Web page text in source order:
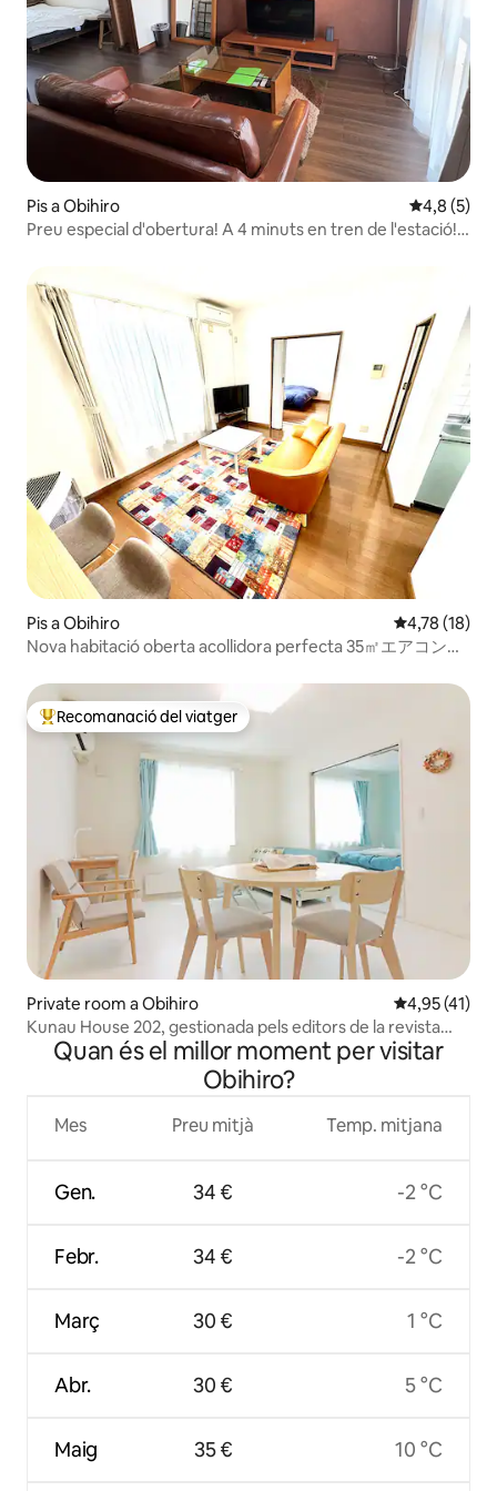
Pis a Obihiro 4,8 de
4,8 (5)
Preu especial d'obertura! A 4 minuts en tren de l'estació!
quadrats, amb aire condicionat
Pis a Obihiro 4,78 de
4,78 (18)
Nova habitació oberta acollidora perfecta 35㎡エアコン完
Principals recomanacions dels viatgers
Recomanació del viatger
Private room a Obihiro 4,95 de
4,95 (41)
Kunau House 202, gestionada pels editors de la revista
"Slow"Quan és el millor moment per visitar
Obihiro?
Mes
Gen.
Febr.
Març
Abr.
Maig
Preu mitjà
34 €
34 €
30 €
30 €
35 €
Temp. mitjana
-2 °C
-2 °C
1 °C
5 °C
10 °C